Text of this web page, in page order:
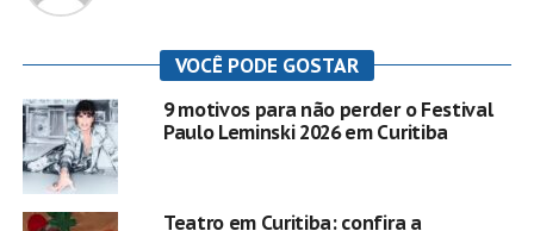
VOCÊ PODE GOSTAR
9 motivos para não perder o Festival
Paulo Leminski 2026 em Curitiba
Teatro em Curitiba: confira a